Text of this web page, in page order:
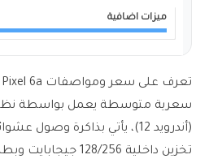
ميزات اضافية
سعرية متوسطة يعمل بواسطة